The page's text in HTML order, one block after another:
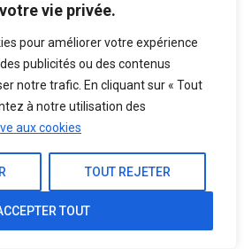
vie privée.
pour améliorer votre expérience
publicités ou des contenus
notre trafic. En cliquant sur « Tout
à notre utilisation des
aux cookies
TOUT REJETER
TOUT